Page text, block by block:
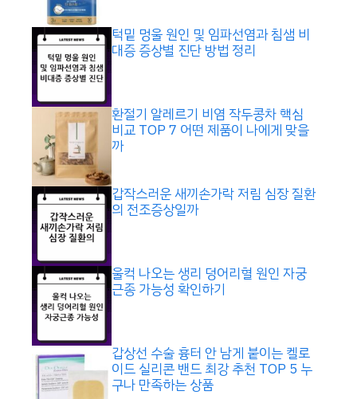
턱밑 멍울 원인 및 임파선염과 침샘 비
대증 증상별 진단 방법 정리
환절기 알레르기 비염 작두콩차 핵심
비교 TOP 7 어떤 제품이 나에게 맞을
까
갑작스러운 새끼손가락 저림 심장 질환
의 전조증상일까
울컥 나오는 생리 덩어리혈 원인 자궁
근종 가능성 확인하기
갑상선 수술 흉터 안 남게 붙이는 켈로
이드 실리콘 밴드 최강 추천 TOP 5 누
구나 만족하는 상품